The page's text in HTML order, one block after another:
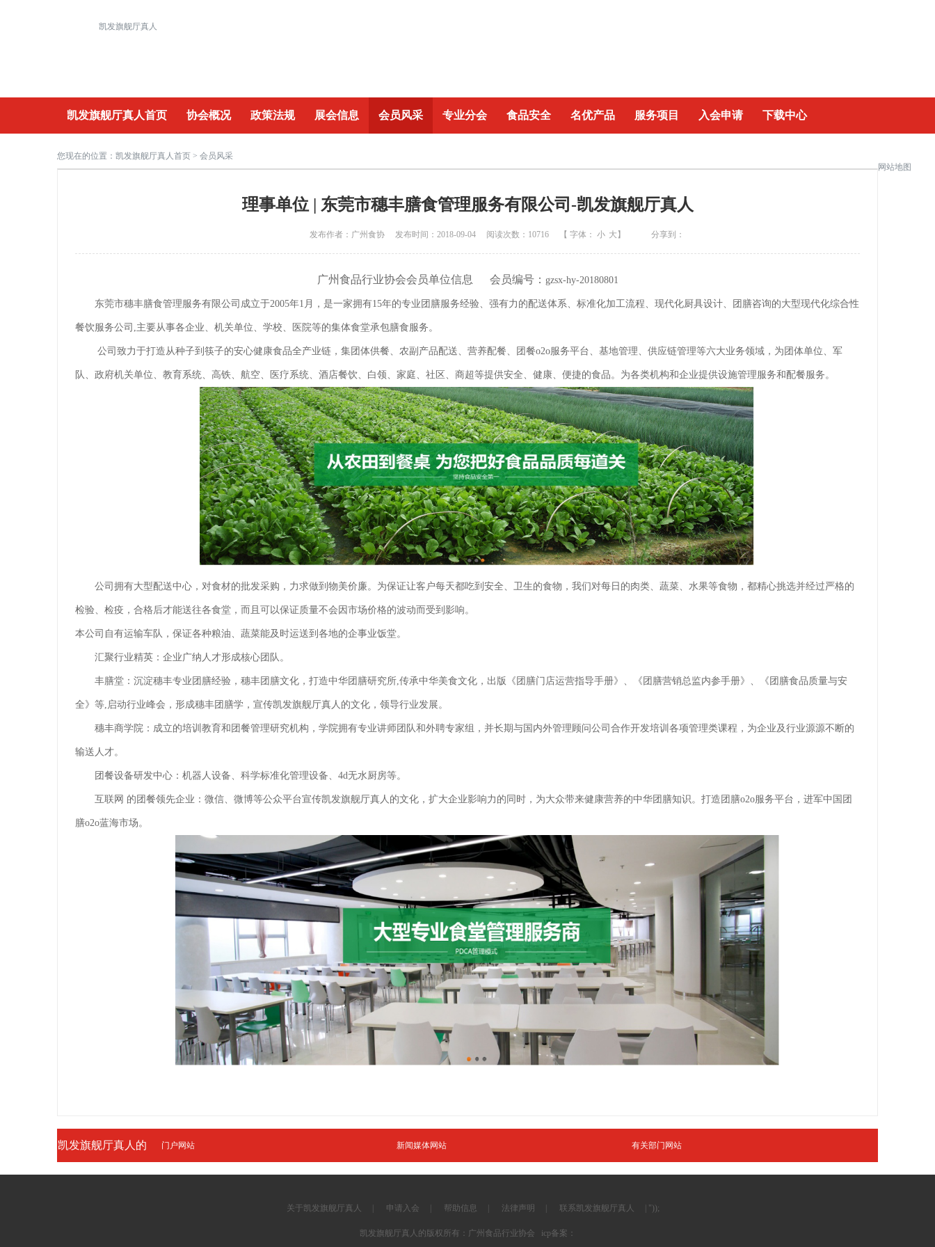
凯发旗舰厅真人
凯发旗舰厅真人首页 协会概况 政策法规 展会信息 会员风采 专业分会 食品安全 名优产品 服务项目 入会申请 下载中心
重要活动
您现在的位置： 凯发旗舰厅真人首页 > 会员风采
理事单位 | 东莞市穗丰膳食管理服务有限公司-凯发旗舰厅真人
发布作者：广州食协 发布时间：2018-09-04 阅读次数：10716 【 字体： 小 大 】 分享到：
广州食品行业协会会员单位信息 会员编号： gzsx-hy-20180801
东莞市穗丰膳食管理服务有限公司成立于2005年1月，是一家拥有15年的专业团膳服务经验、强有力的配送体系、标准化加工流程、现代化厨具设计、团膳咨询的大型现代化综合性
餐饮服务公司,主要从事各企业、机关单位、学校、医院等的集体食堂承包膳食服务。
公司致力于打造从种子到筷子的安心健康食品全产业链，集团体供餐、农副产品配送、营养配餐、团餐o2o服务平台、基地管理、供应链管理等六大业务领域，为团体单位、军
队、政府机关单位、教育系统、高铁、航空、医疗系统、酒店餐饮、白领、家庭、社区、商超等提供安全、健康、便捷的食品。为各类机构和企业提供设施管理服务和配餐服务。
公司拥有大型配送中心，对食材的批发采购，力求做到物美价廉。为保证让客户每天都吃到安全、卫生的食物，我们对每日的肉类、蔬菜、水果等食物，都精心挑选并经过严格的
检验、检疫，合格后才能送往各食堂，而且可以保证质量不会因市场价格的波动而受到影响。
本公司自有运输车队，保证各种粮油、蔬菜能及时运送到各地的企事业饭堂。
汇聚行业精英：企业广纳人才形成核心团队。
丰膳堂：沉淀穗丰专业团膳经验，穗丰团膳文化，打造中华团膳研究所,传承中华美食文化，出版《团膳门店运营指导手册》、《团膳营销总监内参手册》、《团膳食品质量与安
全》等,启动行业峰会，形成穗丰团膳学，宣传凯发旗舰厅真人的文化，领导行业发展。
穗丰商学院：成立的培训教育和团餐管理研究机构，学院拥有专业讲师团队和外聘专家组，并长期与国内外管理顾问公司合作开发培训各项管理类课程，为企业及行业源源不断的
输送人才。
团餐设备研发中心：机器人设备、科学标准化管理设备、4d无水厨房等。
互联网 的团餐领先企业：微信、微博等公众平台宣传凯发旗舰厅真人的文化，扩大企业影响力的同时，为大众带来健康营养的中华团膳知识。打造团膳o2o服务平台，进军中国团
膳o2o蓝海市场。
凯发旗舰厅真人的
友情链接
门户网站 新闻媒体网站 有关部门网站
关于凯发旗舰厅真人 申请入会 帮助信息 法律声明 联系凯发旗舰厅真人 | "));
凯发旗舰厅真人的版权所有：广州食品行业协会 icp备案：
网站地图